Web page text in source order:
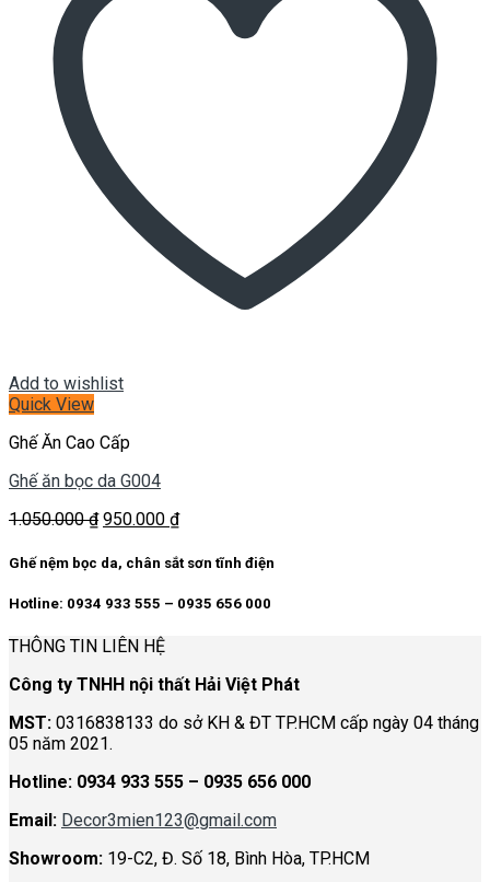
Add to wishlist
Quick View
Ghế Ăn Cao Cấp
Ghế ăn bọc da G004
1.050.000₫ Giá
là:
950.000 ₫Giá
tại
950.000 ₫.
Ghế nệm bọc da, chân sắt sơn tĩnh điện
Hotline: 0934 933 555 – 0935 656 000
THÔNG TIN LIÊN HỆ
Công ty TNHH nội thất Hải Việt Phát
MST: 0316838133 do sở KH & ĐT TP.HCM cấp ngày 04 tháng
05 năm 2021.
Hotline: 0934 933 555 – 0935 656 000
Email: Decor3mien123@gmail.com
Showroom: 19-C2, Đ. Số 18, Bình Hòa, TP.HCM